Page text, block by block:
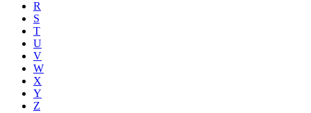
R
S
T
U
V
W
X
Y
Z